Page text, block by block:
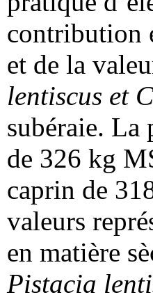
contribution
et de la
lentiscus et
subéraie.
de 326 kg
caprin de
valeurs
en matière
Pistacia